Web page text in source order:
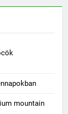
mountain